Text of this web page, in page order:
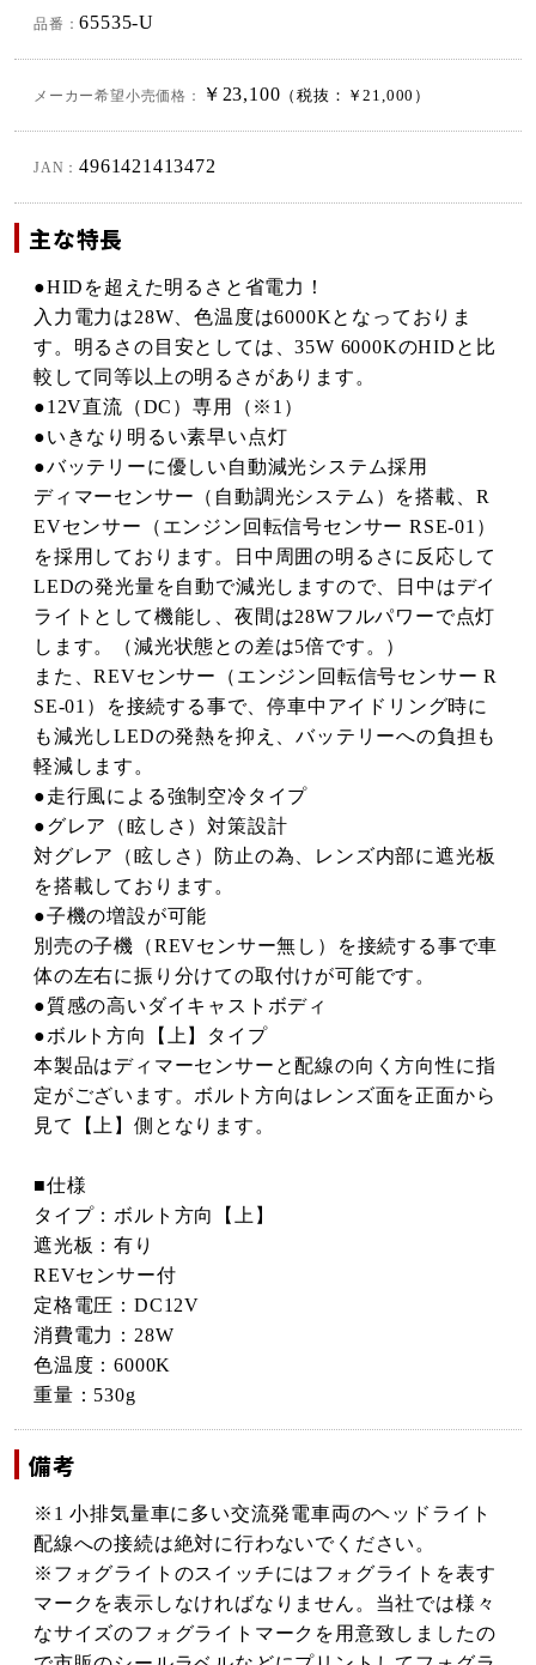
品番：65535-U
メーカー希望小売価格： ￥23,100 （税抜：￥21,000）
JAN：4961421413472
主な特長
●HIDを超えた明るさと省電力！
入力電力は28W、色温度は6000Kとなっておりま
す。明るさの目安としては、35W 6000KのHIDと比
較して同等以上の明るさがあります。
●12V直流（DC）専用（※1）
●いきなり明るい素早い点灯
●バッテリーに優しい自動減光システム採用
ディマーセンサー（自動調光システム）を搭載、R
EVセンサー（エンジン回転信号センサー RSE-01）
を採用しております。日中周囲の明るさに反応して
LEDの発光量を自動で減光しますので、日中はデイ
ライトとして機能し、夜間は28Wフルパワーで点灯
します。（減光状態との差は5倍です。）
また、REVセンサー（エンジン回転信号センサー R
SE-01）を接続する事で、停車中アイドリング時に
も減光しLEDの発熱を抑え、バッテリーへの負担も
軽減します。
●走行風による強制空冷タイプ
●グレア（眩しさ）対策設計
対グレア（眩しさ）防止の為、レンズ内部に遮光板
を搭載しております。
●子機の増設が可能
別売の子機（REVセンサー無し）を接続する事で車
体の左右に振り分けての取付けが可能です。
●質感の高いダイキャストボディ
●ボルト方向【上】タイプ
本製品はディマーセンサーと配線の向く方向性に指
定がございます。ボルト方向はレンズ面を正面から
見て【上】側となります。
■仕様
タイプ：ボルト方向【上】
遮光板：有り
REVセンサー付
定格電圧：DC12V
消費電力：28W
色温度：6000K
重量：530g
備考
※1 小排気量車に多い交流発電車両のヘッドライト
配線への接続は絶対に行わないでください。
※フォグライトのスイッチにはフォグライトを表す
マークを表示しなければなりません。当社では様々
なサイズのフォグライトマークを用意致しましたの